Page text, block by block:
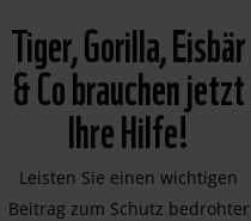
Tiger, Gorilla, Eisbär
& Co brauchen jetzt
Ihre Hilfe!
Leisten Sie einen wichtigen
Beitrag zum Schutz bedrohter